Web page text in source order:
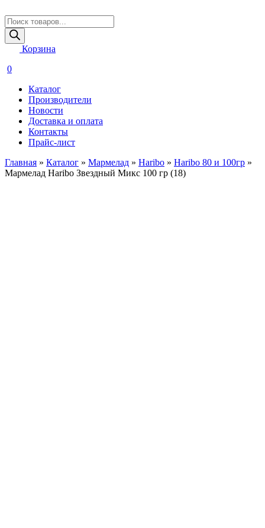
Поиск
товаров
Корзина
0
Каталог
Производители
Новости
Доставка и оплата
Контакты
Прайс-лист
Главная » Каталог » Мармелад » Haribo » Haribo 80 и 100гр »
Мармелад Haribo Звездный Микс 100 гр (18)